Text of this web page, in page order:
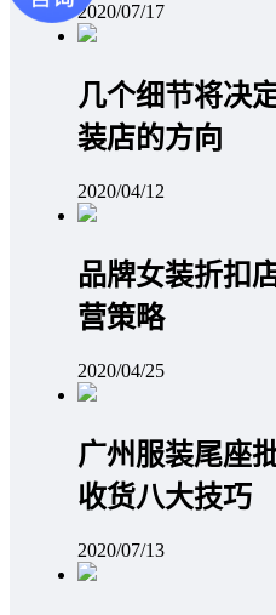
2020/07/17
几个细节将决
装店的方向
2020/04/12
品牌女装折扣
营策略
2020/04/25
广州服装尾座
收货八大技巧
2020/07/13